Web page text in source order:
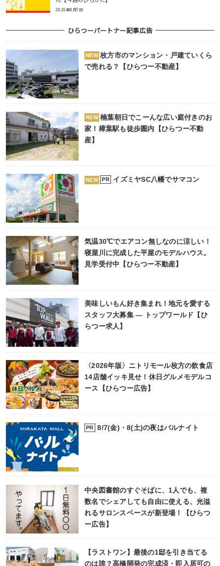
2026年8月7日
ひらつーパートナー記事広告
NEW 枚方市のマンション・戸建ていくら
で売れる？【ひらつー不動産】
NEW 楠葉朝日でこーんな広い庭付きのお
家！樟葉駅も徒歩圏内【ひらつー不動
産】
NEW PR イズミヤSC八幡でサマコン
気温30℃でエアコン無しなのに涼しい！
寝屋川に完成した平屋のモデルハウス。
見学受付中【ひらつー不動産】
美味しいもん好き集まれ！地元を愛する
スタッフ大募集 ― トップワールド【ひ
らつー求人】
〈2026年版〉ニトリモール枚方の飲食店
14店舗イッキ見せ！休日グルメモデルコ
ース【ひらつー広告】
PR 8/7(金)・8(土)の夜はバルナイト
中央図書館のすぐそばに、1人でも、複
数名でシェアしても自由に使える、光溢
れるサロンスペースが新登場！【ひらつ
ー広告】
【ラストワン】最後の1邸を引き当てる
のは誰？高橋開発の完成済・即入居可の